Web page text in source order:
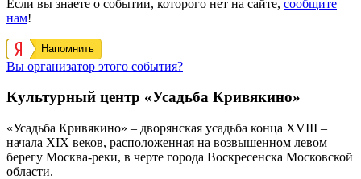
Если вы знаете о событии, которого нет на сайте, сообщите
нам!
Напомнить
Вы организатор этого события?
Культурный центр «Усадьба Кривякино»
«Усадьба Кривякино» – дворянская усадьба конца XVIII –
начала XIX веков, расположенная на возвышенном левом
берегу Москва-реки, в черте города Воскресенска Московской
области.